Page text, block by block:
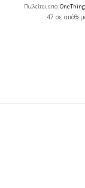
Πωλείται από:OneThing
47 σε